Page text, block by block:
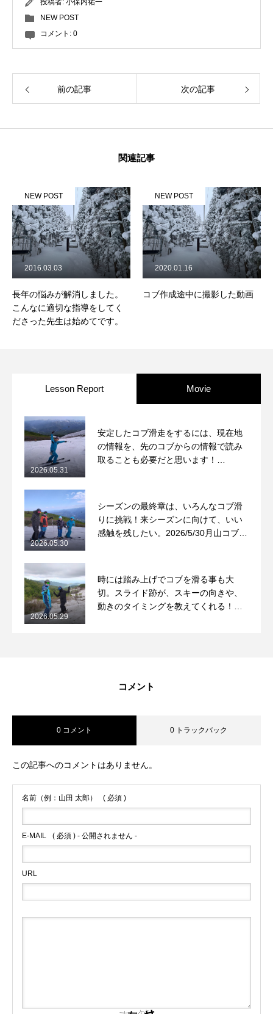
NEW POST
コメント: 0
前の記事 次の記事
関連記事
NEW POST
長年の悩みが解消しました。
こんなに適切な指導をしてく
ださった先生は始めてです。
2016.03.03
NEW POST
コブ作成途中に撮影した動画
2020.01.16
Lesson Report Movie
安定したコブ滑走をするには、現在地
の情報を、先のコブからの情報で読み
取ることも必要だと思います！
2026.05.31
シーズンの最終章は、いろんなコブ滑
りに挑戦！来シーズンに向けて、いい
感触を残したい。2026/5/30月山コブレ
2026.05.30
時には踏み上げでコブを滑る事も大
切。スライド跡が、スキーの向きや、
動きのタイミングを教えてくれる！
2026.05.29
コメント
0 コメント 0 トラックバック
この記事へのコメントはありません。
名前（例：山田 太郎） ( 必須 )
E-MAIL ( 必須 ) - 公開されません -
URL